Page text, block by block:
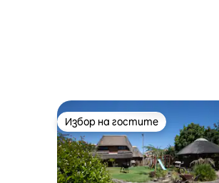
Избор на гостите
Избор на гостите